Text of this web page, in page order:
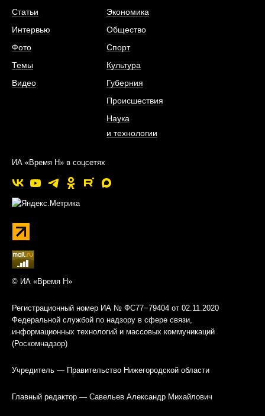
Статьи
Интервью
Фото
Темы
Видео
Экономика
Общество
Спорт
Культура
Губерния
Происшествия
Наука
и технологии
ИА «Время Н» в соцсетях
© ИА «Время Н»
Регистрационный номер ИА № ФС77−79404 от 02.11.2020
Федеральной службой по надзору в сфере связи,
информационных технологий и массовых коммуникаций
(Роскомнадзор)
Учредитель — Правительство Нижегородской области
Главный редактор — Савельев Александр Михайлович